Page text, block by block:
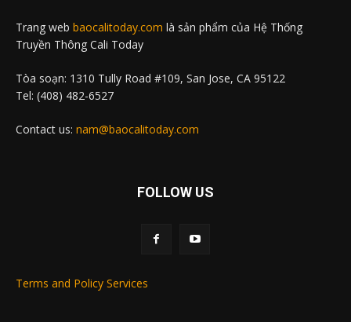
Trang web baocalitoday.com là sản phẩm của Hệ Thống
Truyền Thông Cali Today
Tòa soạn: 1310 Tully Road #109, San Jose, CA 95122
Tel: (408) 482-6527
Contact us: nam@baocalitoday.com
FOLLOW US
Terms and Policy Services